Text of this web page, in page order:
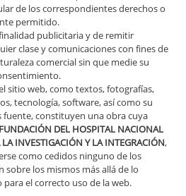
de los correspondientes derechos o
permitido.
publicitaria y de remitir
clase y comunicaciones con fines de
comercial sin que medie su
sitio web, como textos, fotografías,
tecnología, software, así como su
fuente, constituyen una obra cuya
FUNDACIÓN DEL HOSPITAL NACIONAL
LA INVESTIGACIÓN Y LA INTEGRACIÓN,
como cedidos ninguno de los
sobre los mismos más allá de lo
el correcto uso de la web.